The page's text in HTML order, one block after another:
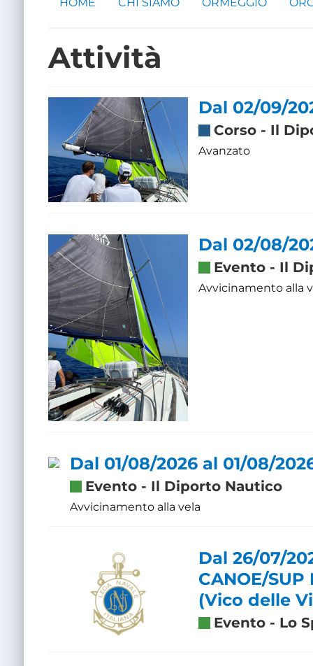
Attività
Dal 02/09/
Corso- Il
Avanzato
Dal 02/08/
Evento- Il
Avvicinamento alla
Dal 01/08/2026 al 01/08/
Evento- Il Diporto Nautico
Avvicinamento alla vela
Dal 26/07/
CANOE/SUP
(Vico delle
Evento- Lo